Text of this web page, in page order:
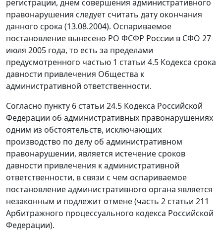
регистрации, днем совершения административного
правонарушения следует считать дату окончания
данного срока (13.08.2004). Оспариваемое
постановление вынесено РО ФСФР России в СФО 27
июля 2005 года, то есть за пределами
предусмотренного частью 1 статьи 4.5 Кодекса срока
давности привлечения Общества к
административной ответственности.
Согласно пункту 6 статьи 24.5 Кодекса Российской
Федерации об административных правонарушениях
одним из обстоятельств, исключающих
производство по делу об административном
правонарушении, является истечение сроков
давности привлечения к административной
ответственности, в связи с чем оспариваемое
постановление административного органа является
незаконным и подлежит отмене (часть 2 статьи 211
Арбитражного процессуального кодекса Российской
Федерации).